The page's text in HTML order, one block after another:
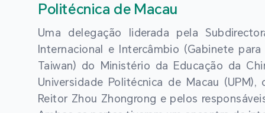
Politécnica de Macau
Uma delegação liderada pela
Internacional e Intercâmbio (Gabinete
Taiwan) do Ministério da Educação da
Universidade Politécnica de Macau
Reitor Zhou Zhongrong e pelos